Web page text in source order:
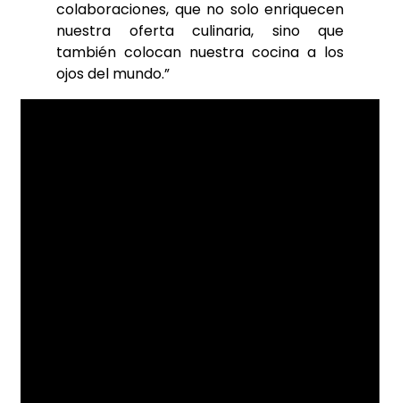
colaboraciones, que no solo enriquecen
nuestra oferta culinaria, sino que
también colocan nuestra cocina a los
ojos del mundo.”